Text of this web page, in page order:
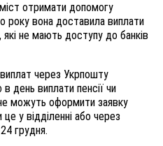
отримати допомогу
року вона доставила виплати
які не мають доступу до банків
через Укрпошту
день виплати пенсії чи
можуть оформити заявку
у відділенні або через
грудня.